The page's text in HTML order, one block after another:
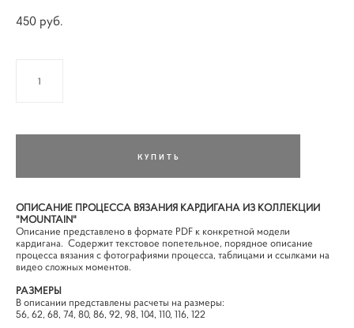
450 pуб.
КУПИТЬ
ОПИСАНИЕ ПРОЦЕССА ВЯЗАНИЯ КАРДИГАНА ИЗ КОЛЛЕКЦИИ
"MOUNTAIN"
Описание представлено в формате PDF к конкретной модели
кардигана. Содержит текстовое попетельное, порядное описание
процесса вязания с фотографиями процесса, таблицами и ссылками на
видео сложных моментов.
РАЗМЕРЫ
В описании представлены расчеты на размеры: ​
56, 62, 68, 74, 80, 86, 92, 98, 104, 110, 116, 122